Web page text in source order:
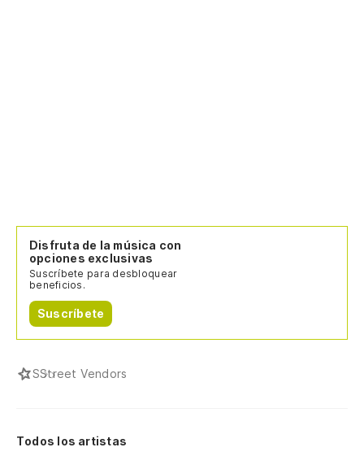
Disfruta de la música con
opciones exclusivas
Suscríbete para desbloquear
beneficios.
Suscríbete
SStreet Vendors
Todos los artistas